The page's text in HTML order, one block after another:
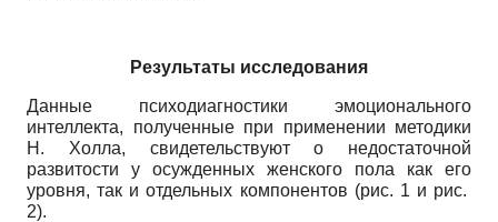
Результаты исследования
Данные психодиагностики эмоционального
интеллекта, полученные при применении методики
Н. Холла, свидетельствуют о недостаточной
развитости у осужденных женского пола как его
уровня, так и отдельных компонентов (рис. 1 и рис.
2).